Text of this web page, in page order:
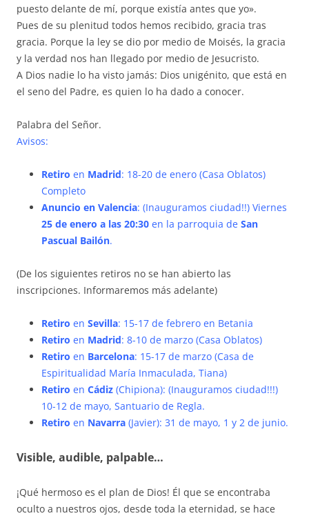
puesto delante de mí, porque existía antes que yo».
Pues de su plenitud todos hemos recibido, gracia tras
gracia. Porque la ley se dio por medio de Moisés, la gracia
y la verdad nos han llegado por medio de Jesucristo.
A Dios nadie lo ha visto jamás: Dios unigénito, que está en
el seno del Padre, es quien lo ha dado a conocer.
Palabra del Señor.
Avisos:
Retiro en Madrid: 18-20 de enero (Casa Oblatos)
Completo
Anuncio en Valencia: (Inauguramos ciudad!!) Viernes
25 de enero a las 20:30 en la parroquia de San
Pascual Bailón.
(De los siguientes retiros no se han abierto las
inscripciones. Informaremos más adelante)
Retiro en Sevilla: 15-17 de febrero en Betania
Retiro en Madrid: 8-10 de marzo (Casa Oblatos)
Retiro en Barcelona: 15-17 de marzo (Casa de
Espiritualidad María Inmaculada, Tiana)
Retiro en Cádiz (Chipiona): (Inauguramos ciudad!!!)
10-12 de mayo, Santuario de Regla.
Retiro en Navarra (Javier): 31 de mayo, 1 y 2 de junio.
Visible, audible, palpable…
¡Qué hermoso es el plan de Dios! Él que se encontraba
oculto a nuestros ojos, desde toda la eternidad, se hace